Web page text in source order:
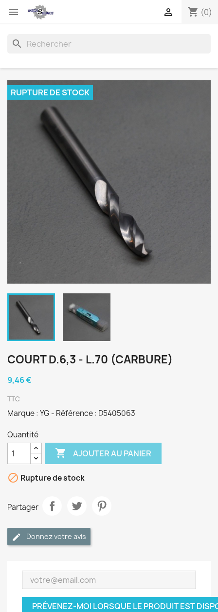
 shopping_cart (0)

search
RUPTURE DE STOCK
COURT D.6,3 - L.70 (CARBURE)
9,46 €
TTC
Marque : YG - Référence : D5405063
Quantité
 AJOUTER AU PANIER
 Rupture de stock
Partager
Donnez votre avis
PRÉVENEZ-MOI LORSQUE LE PRODUIT EST